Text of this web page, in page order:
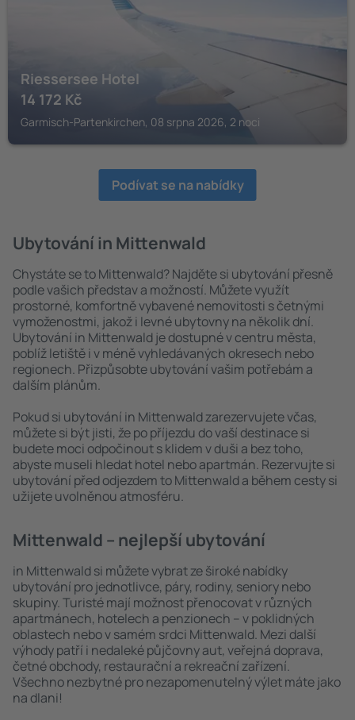
Riessersee Hotel
14 172 Kč
Garmisch-Partenkirchen, 08 srpna 2026, 2 noci
Podívat se na nabídky
Ubytování in Mittenwald
Chystáte se to Mittenwald? Najděte si ubytování přesně
podle vašich představ a možností. Můžete využít
prostorné, komfortně vybavené nemovitosti s četnými
vymoženostmi, jakož i levné ubytovny na několik dní.
Ubytování in Mittenwald je dostupné v centru města,
poblíž letiště i v méně vyhledávaných okresech nebo
regionech. Přizpůsobte ubytování vašim potřebám a
dalším plánům.
Pokud si ubytování in Mittenwald zarezervujete včas,
můžete si být jisti, že po příjezdu do vaší destinace si
budete moci odpočinout s klidem v duši a bez toho,
abyste museli hledat hotel nebo apartmán. Rezervujte si
ubytování před odjezdem to Mittenwald a během cesty si
užijete uvolněnou atmosféru.
Mittenwald – nejlepší ubytování
in Mittenwald si můžete vybrat ze široké nabídky
ubytování pro jednotlivce, páry, rodiny, seniory nebo
skupiny. Turisté mají možnost přenocovat v různých
apartmánech, hotelech a penzionech – v poklidných
oblastech nebo v samém srdci Mittenwald. Mezi další
výhody patří i nedaleké půjčovny aut, veřejná doprava,
četné obchody, restaurační a rekreační zařízení.
Všechno nezbytné pro nezapomenutelný výlet máte jako
na dlani!